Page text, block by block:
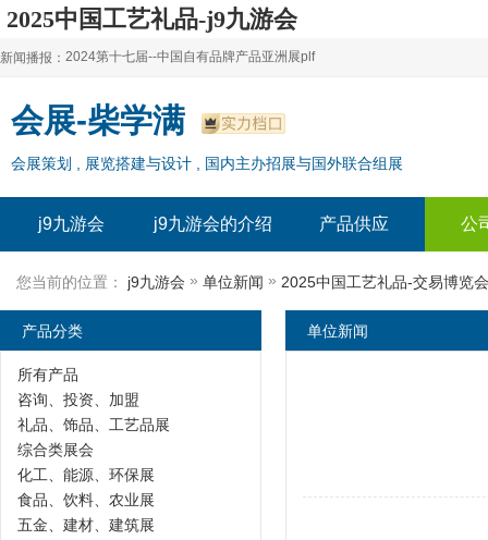
2025中国工艺礼品-j9九游会
新闻播报：
2024上海自有品牌展--百货展|食品展 零售展|oem展
2024全球自有--品牌产品亚洲展（plf）
2024上海自有品牌展--2024上海oem 贴牌代加工展
2024第十七届--中国自有品牌产品亚洲展plf
2024全球自有--品牌产品亚洲展（plf）
2024年上海--第17届自有品牌展
会展-柴学满
会展策划 , 展览搭建与设计 , 国内主办招展与国外联合组展
j9九游会 j9九游会的介绍 产品供应 公
您当前的位置： j9九游会 » 单位新闻 » 2025中国工艺礼品-交易博览会
单位新闻
产品分类
所有产品
咨询、投资、加盟
礼品、饰品、工艺品展
综合类展会
化工、能源、环保展
食品、饮料、农业展
五金、建材、建筑展